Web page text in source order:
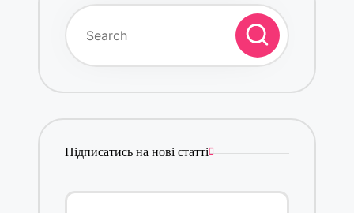
Підписатись на нові статті
Введіть